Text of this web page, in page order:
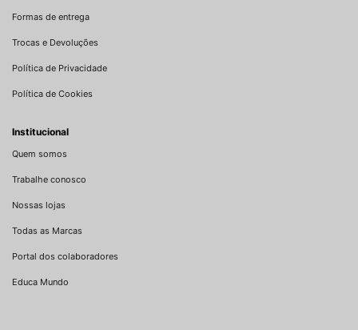
Formas de entrega
Trocas e Devoluções
Política de Privacidade
Política de Cookies
Institucional
Quem somos
Trabalhe conosco
Nossas lojas
Todas as Marcas
Portal dos colaboradores
Educa Mundo